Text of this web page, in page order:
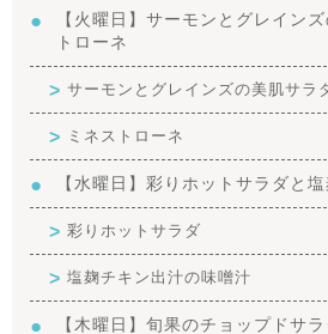
【火曜日】サーモンとグレイン
トローネ
サーモンとグレインズの美肌サラ
ミネストローネ
【水曜日】彩りホットサラダと
彩りホットサラダ
塩麹チキン出汁の味噌汁
【木曜日】旬果のチョップドサ